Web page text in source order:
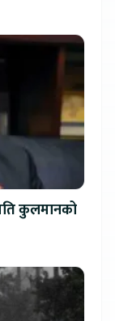
कुलमानको